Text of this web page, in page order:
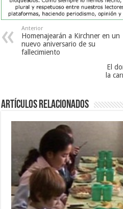
Anterior
Homenajearán a Kirchner en un
nuevo aniversario de su
fallecimiento
El
la
Artículos Relacionados